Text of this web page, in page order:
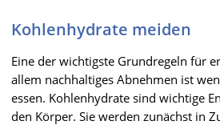
Kohlenhydrate meiden
Eine der wichtigste Grundregeln für
allem nachhaltiges Abnehmen ist
essen. Kohlenhydrate sind wichtige
den Körper. Sie werden zunächst in